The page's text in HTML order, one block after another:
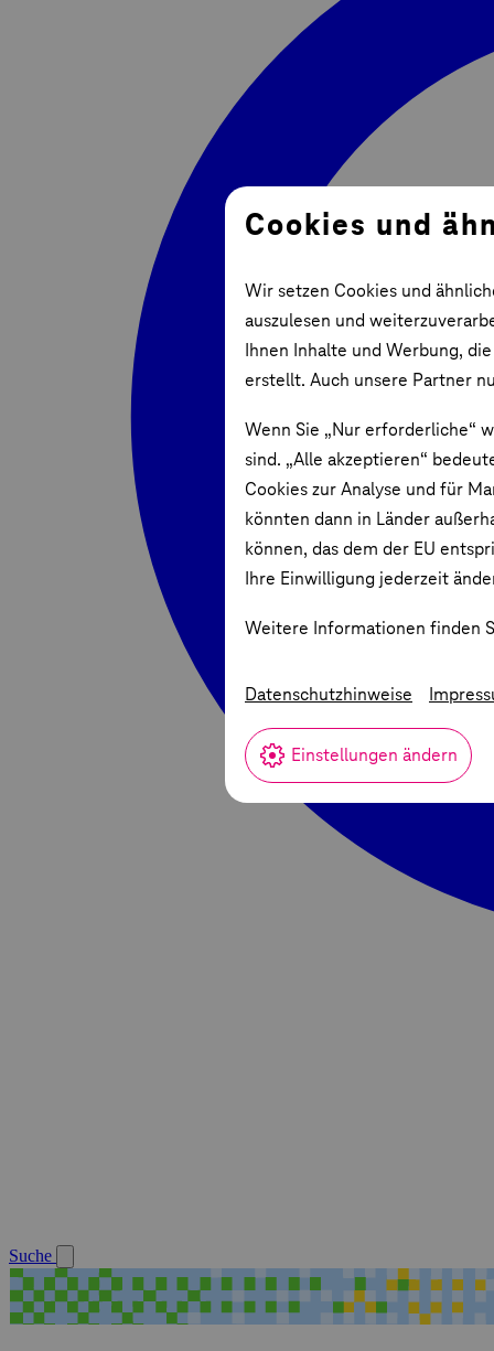
Cookies und
Wir setzen Cookies und
auszulesen und
Ihnen Inhalte und Werbung,
erstellt. Auch unsere Partner
Wenn Sie „Nur erforderliche“
sind. „Alle akzeptieren“
Cookies zur Analyse und für
könnten dann in Länder
können, das dem der EU
Ihre Einwilligung jederzeit
Weitere Informationen finden
Datenschutzhinweise
Einstellungen ändern
Suche